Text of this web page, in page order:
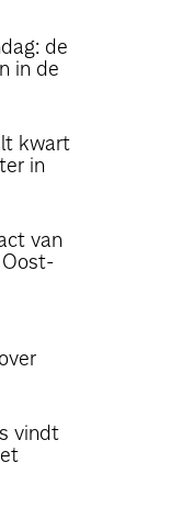
de
in de
kwart
in
van
vindt